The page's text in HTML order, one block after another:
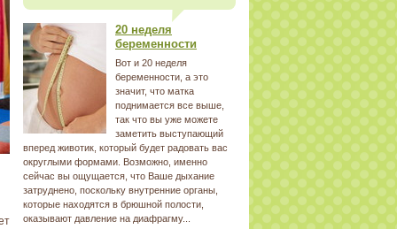
20 неделя
беременности
Вот и 20 неделя
беременности, а это
значит, что матка
поднимается все выше,
так что вы уже можете
заметить выступающий
вперед животик, который будет радовать вас
округлыми формами. Возможно, именно
сейчас вы ощущается, что Ваше дыхание
затруднено, поскольку внутренние органы,
которые находятся в брюшной полости,
оказывают давление на диафрагму...